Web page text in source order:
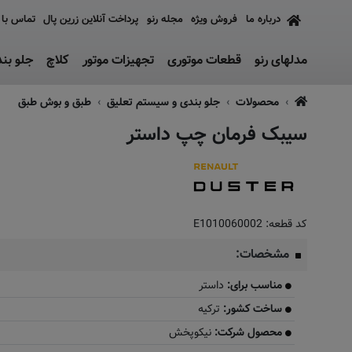
درباره ما فروش ویژه مجله رنو پرداخت آنلاین زرین پال تماس
مدلهای رنو قطعات موتوری تجهیزات موتور کلاچ جلو
محصولات جلو بندی و سیستم تعلیق طبق و بوش طبق
سیبک فرمان چپ داستر
کد قطعه: E1010060002
مشخصات:
مناسب برای: داستر
ساخت کشور: ترکیه
محصول شرکت: نیکوپخش